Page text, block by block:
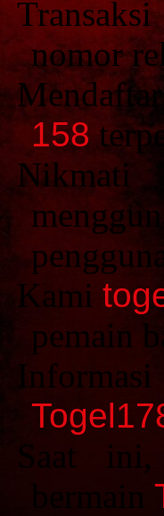
nomor
158
pengguna.
Kami
pemain
Saat ini,
bermain